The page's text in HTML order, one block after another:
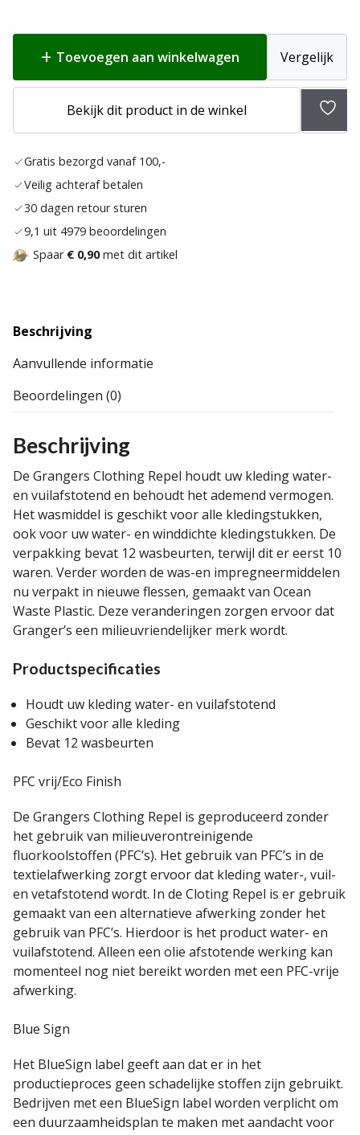
Toevoegen aan winkelwagen Vergelijk
Bekijk dit product in de winkel
Gratis bezorgd vanaf 100,-
Veilig achteraf betalen
30 dagen retour sturen
9,1 uit 4979 beoordelingen
Spaar € 0,90met dit artikel
Beschrijving
Aanvullende informatie
Beoordelingen (0)
Beschrijving
De Grangers Clothing Repel houdt uw kleding water-
en vuilafstotend en behoudt het ademend vermogen.
Het wasmiddel is geschikt voor alle kledingstukken,
ook voor uw water- en winddichte kledingstukken. De
verpakking bevat 12 wasbeurten, terwijl dit er eerst 10
waren. Verder worden de was-en impregneermiddelen
nu verpakt in nieuwe flessen, gemaakt van Ocean
Waste Plastic. Deze veranderingen zorgen ervoor dat
Granger’s een milieuvriendelijker merk wordt.
Productspecificaties
Houdt uw kleding water- en vuilafstotend
Geschikt voor alle kleding
Bevat 12 wasbeurten
PFC vrij/Eco Finish
De Grangers Clothing Repel is geproduceerd zonder
het gebruik van milieuverontreinigende
fluorkoolstoffen (PFC’s). Het gebruik van PFC’s in de
textielafwerking zorgt ervoor dat kleding water-, vuil-
en vetafstotend wordt. In de Cloting Repel is er gebruik
gemaakt van een alternatieve afwerking zonder het
gebruik van PFC’s. Hierdoor is het product water- en
vuilafstotend. Alleen een olie afstotende werking kan
momenteel nog niet bereikt worden met een PFC-vrije
afwerking.
Blue Sign
Het BlueSign label geeft aan dat er in het
productieproces geen schadelijke stoffen zijn gebruikt.
Bedrijven met een BlueSign label worden verplicht om
een duurzaamheidsplan te maken met aandacht voor